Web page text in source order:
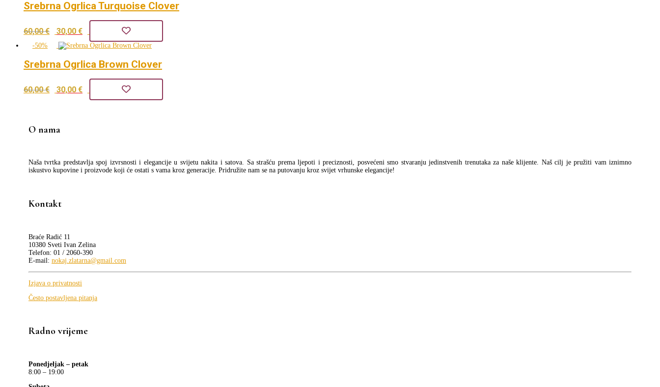
60,00 €.
Srebrna Ogrlica Turquoise Clover
60,00€
Izvorna
cijena
bila
60,00 €.
30,00 €
cijena
-50%
Srebrna Ogrlica Brown Clover
60,00€
Izvorna
je:
30,00 €
cijena
O nama
Naša tvrtka predstavlja spoj izvrsnosti i elegancije u svijetu nakita i satova. Sa strašću prema ljepoti i preciznosti, posvećeni smo stvaranju jedinstvenih trenutaka za naše klijente. Naš cilj je pružiti vam iznimno
iskustvo kupovine i proizvode koji će ostati s vama kroz generacije. Pridružite nam se na putovanju kroz svijet vrhunske elegancije!
Kontakt
Braće Radić 11
10380 Sveti Ivan Zelina
Telefon: 01 / 2060-390
E-mail: nokaj.zlatarna@gmail.com
Izjava o privatnosti
Često postavljena pitanja
Radno vrijeme
Ponedjeljak – petak
8:00 – 19:00